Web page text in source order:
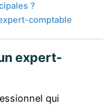
?
comptable
expert-
qui